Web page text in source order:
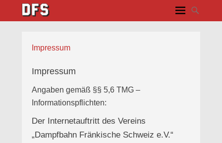
Impressum
Impressum
Angaben gemäß §§ 5,6 TMG –
Informationspflichten:
Der Internetauftritt des Vereins
„Dampfbahn Fränkische Schweiz e.V.“